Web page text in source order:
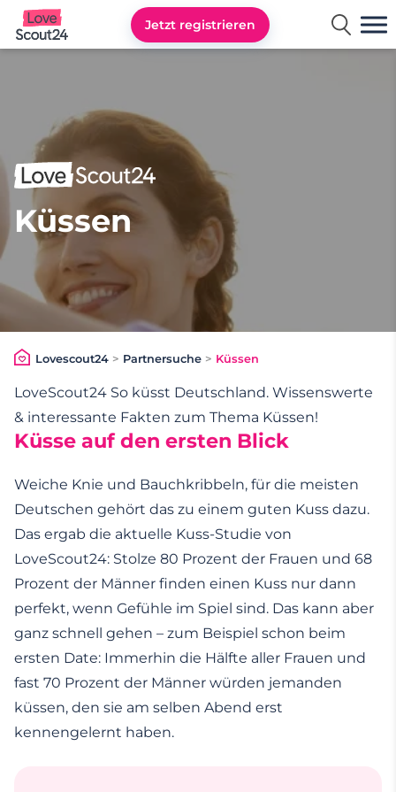
Lovescout24
Jetzt registrieren
Küssen
Lovescout24> Partnersuche > Küssen
LoveScout24 So küsst Deutschland. Wissenswerte
& interessante Fakten zum Thema Küssen!
Küsse auf den ersten Blick
Weiche Knie und Bauchkribbeln, für die meisten
Deutschen gehört das zu einem guten Kuss dazu.
Das ergab die aktuelle Kuss-Studie von
LoveScout24: Stolze 80 Prozent der Frauen und 68
Prozent der Männer finden einen Kuss nur dann
perfekt, wenn Gefühle im Spiel sind. Das kann aber
ganz schnell gehen – zum Beispiel schon beim
ersten Date: Immerhin die Hälfte aller Frauen und
fast 70 Prozent der Männer würden jemanden
küssen, den sie am selben Abend erst
kennengelernt haben.